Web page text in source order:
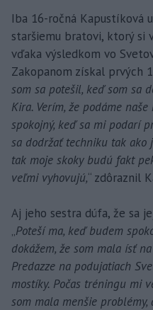
Iba 16-ročná Kapustíková
staršiemu bratovi, ktorý si
vďaka výsledkom vo
Zakopanom získal prvých
som sa potešil, keď som sa
Kira. Verím, že podáme
spokojný, keď sa mi podarí
sa dodržať techniku tak ako
tak moje skoky budú fakt
veľmi vyhovujú,“ zdôraznil
Aj jeho sestra dúfa, že sa
„Poteší ma, keď budem
dokážem, že som mala ísť
Predazze na podujatiach
mostíky. Počas tréningu mi
som mala menšie